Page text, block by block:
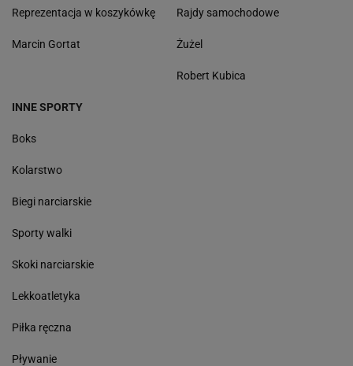
Reprezentacja w koszykówkę
Marcin Gortat
Rajdy samochodowe
Żużel
Robert Kubica
INNE SPORTY
Boks
Kolarstwo
Biegi narciarskie
Sporty walki
Skoki narciarskie
Lekkoatletyka
Piłka ręczna
Pływanie